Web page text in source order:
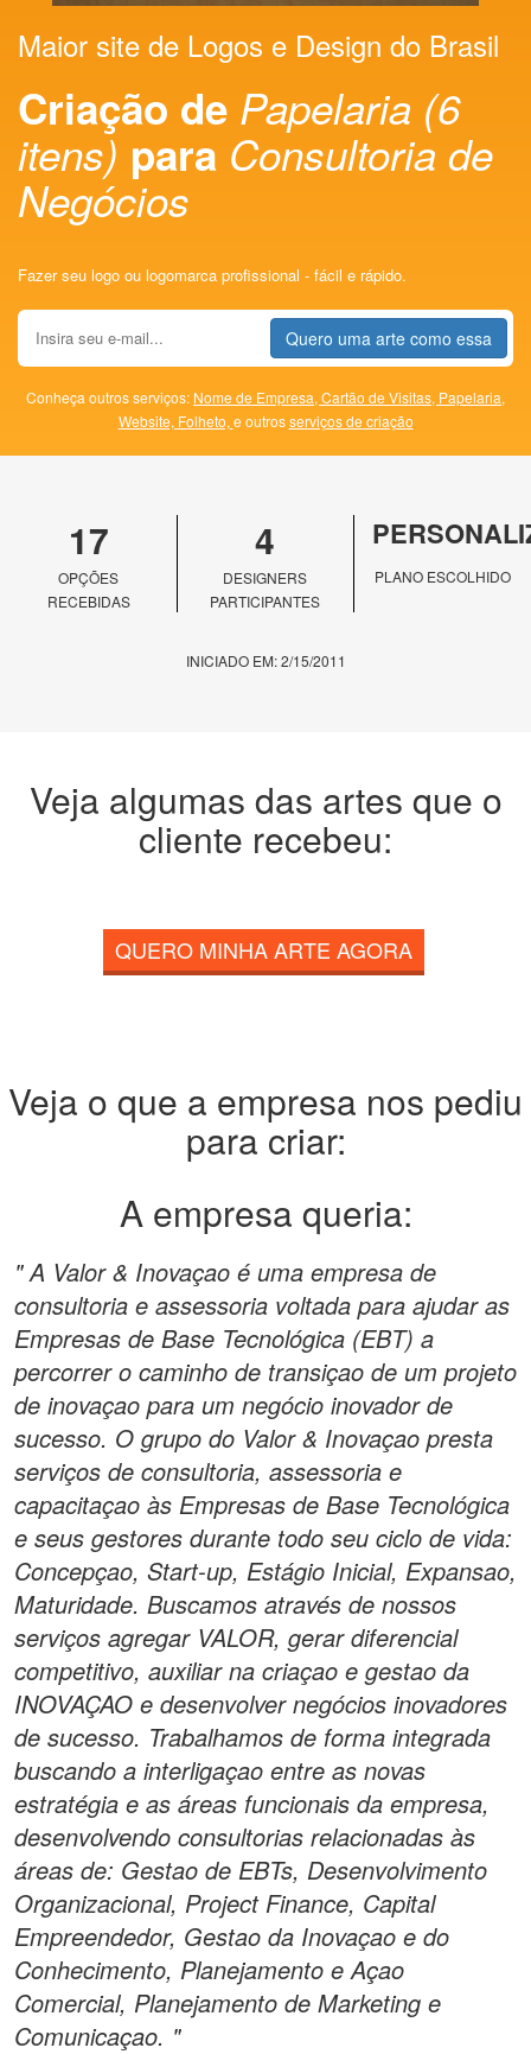
Maior site de Logos e Design do Brasil
Criação de Papelaria (6
itens) para Consultoria de
Negócios
Fazer seu logo ou logomarca profissional - fácil e rápido.
Quero uma arte como essa
Conheça outros serviços: Nome de Empresa, Cartão de Visitas, Papelaria,
Website, Folheto, e outrosserviços de criação
17
OPÇÕES
RECEBIDAS
4
DESIGNERS
PARTICIPANTES
PLANO ESCOLHIDO
INICIADO EM: 2/15/2011
Veja algumas das artes que o
cliente recebeu:
QUERO MINHA ARTE AGORA
Veja o que a empresa nos pediu
para criar:
A empresa queria:
" A Valor & Inovaçao é uma empresa de
consultoria e assessoria voltada para ajudar as
Empresas de Base Tecnológica (EBT) a
percorrer o caminho de transiçao de um projeto
de inovaçao para um negócio inovador de
sucesso. O grupo do Valor & Inovaçao presta
serviços de consultoria, assessoria e
capacitaçao às Empresas de Base Tecnológica
e seus gestores durante todo seu ciclo de vida:
Concepçao, Start-up, Estágio Inicial, Expansao,
Maturidade. Buscamos através de nossos
serviços agregar VALOR, gerar diferencial
competitivo, auxiliar na criaçao e gestao da
INOVAÇAO e desenvolver negócios inovadores
de sucesso. Trabalhamos de forma integrada
buscando a interligaçao entre as novas
estratégia e as áreas funcionais da empresa,
desenvolvendo consultorias relacionadas às
áreas de: Gestao de EBTs, Desenvolvimento
Organizacional, Project Finance, Capital
Empreendedor, Gestao da Inovaçao e do
Conhecimento, Planejamento e Açao
Comercial, Planejamento de Marketing e
Comunicaçao. "